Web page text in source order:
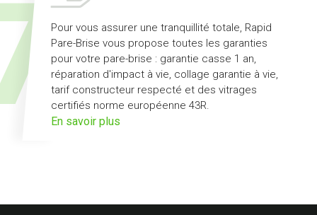
Pour vous assurer une tranquillité totale, Rapid
Pare-Brise vous propose toutes les garanties
pour votre pare-brise : garantie casse 1 an,
réparation d'impact à vie, collage garantie à vie,
tarif constructeur respecté et des vitrages
certifiés norme européenne 43R.
En savoir plus